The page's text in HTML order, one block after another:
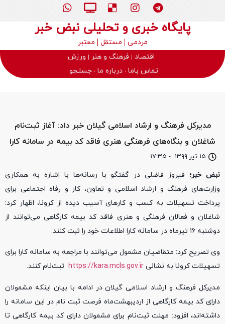
پایگاه خبری و تحلیلی نبض خبر
مردمی مستقل
معتبر
اقتصاد
فرهنگ و هنر
ورزش
تماس باما درباره ما جستجو
۱۵ تیر ۱۳۹۹ - ۱۷:۳۵
مدیرکل فرهنگ و ارشاد اسلامی گیلان خبر داد: آغاز ثبت‌نام
شاغلان و بنگاه‌های فرهنگی هنری فاقد کد بیمه در سامانه کارا
نبض خبر؛ فیروز فاضلی در گفتگو با رسانه‌ها با اشاره به همکاری
وزارت‌های فرهنگ و ارشاد اسلامی و تعاون، کار و رفاه اجتماعی برای
پرداخت تسهیلات به کسب و کارهای آسیب دیده از کرونا، اظهار کرد:
شاغلان و فعالان فرهنگی و هنری فاقد کد بیمه کارگاهی می‌توانند از
دوشنبه ۱۶ تیرماه در سامانه کارا اطلاعات خود را ثبت کنند.
وی تصریح کرد: متقاضیان مشمول می‌توانند با مراجعه به سامانه کارا برای
تسهیلات کرونا به نشانی https://kara.mcls.gov.ir ثبت‌نام کنند.
مدیرکل فرهنگ و ارشاد اسلامی گیلان در ادامه با بیان اینکه مشمولان
دارای کد بیمه کارگاهی از اردیبهشت‌ماه فرصت ثبت نام در این سامانه را
داشته‌اند، افزود: مهلت ثبت‌نام برای مشمولان دارای کد بیمه کارگاهی تا